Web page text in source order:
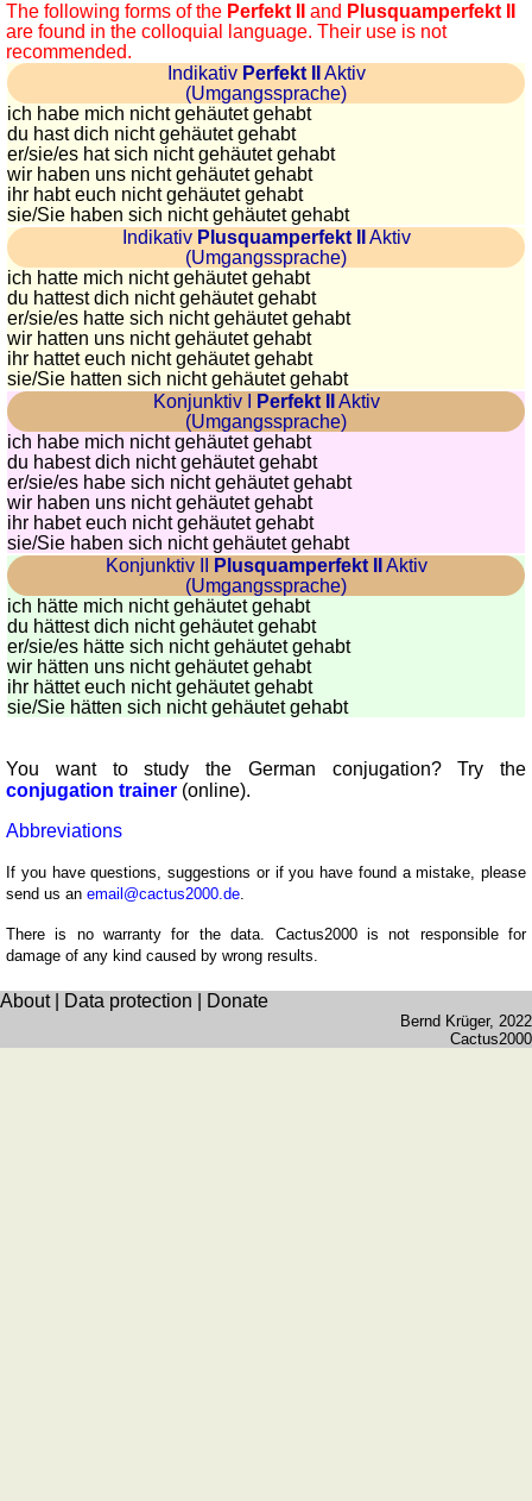
The following forms of the Perfekt II and Plusquamperfekt II
are found in the colloquial language. Their use is not
recommended.
Indikativ Perfekt II
Aktiv
(Umgangssprache)
ich habe mich nicht gehäutet gehabt
du hast dich nicht gehäutet gehabt
er/sie/es hat sich nicht gehäutet gehabt
wir haben uns nicht gehäutet gehabt
ihr habt euch nicht gehäutet gehabt
sie/Sie haben sich nicht gehäutet gehabt
Indikativ Plusquamperfekt II
Aktiv
(Umgangssprache)
ich hatte mich nicht gehäutet gehabt
du hattest dich nicht gehäutet gehabt
er/sie/es hatte sich nicht gehäutet gehabt
wir hatten uns nicht gehäutet gehabt
ihr hattet euch nicht gehäutet gehabt
sie/Sie hatten sich nicht gehäutet gehabt
Konjunktiv I
Perfekt II
Aktiv
(Umgangssprache)
ich habe mich nicht gehäutet gehabt
du habest dich nicht gehäutet gehabt
er/sie/es habe sich nicht gehäutet gehabt
wir haben uns nicht gehäutet gehabt
ihr habet euch nicht gehäutet gehabt
sie/Sie haben sich nicht gehäutet gehabt
Konjunktiv II
Plusquamperfekt II
Aktiv
(Umgangssprache)
ich hätte mich nicht gehäutet gehabt
du hättest dich nicht gehäutet gehabt
er/sie/es hätte sich nicht gehäutet gehabt
wir hätten uns nicht gehäutet gehabt
ihr hättet euch nicht gehäutet gehabt
sie/Sie hätten sich nicht gehäutet gehabt
You want to study the German conjugation? Try the
conjugation trainer (online).
Abbreviations
If you have questions, suggestions or if you have found a mistake, please
send us an email@cactus2000.de.
There is no warranty for the data. Cactus2000 is not responsible for
damage of any kind caused by wrong results.
About| Data protection Donate
Bernd Krüger, 2022
Cactus2000